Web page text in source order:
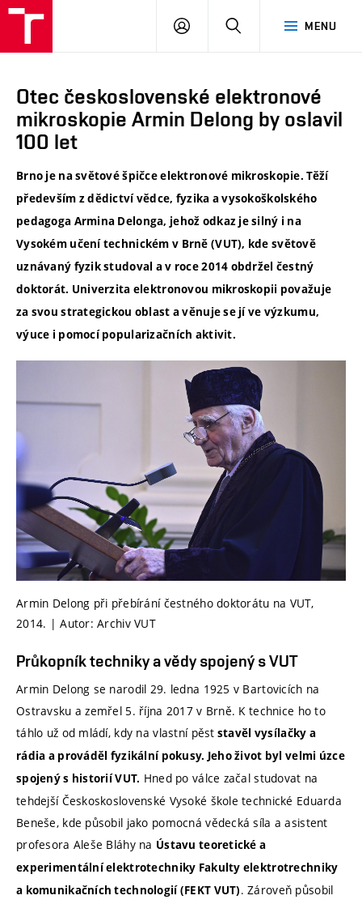
MENU
PŘIHLÁSIT
Otec československé elektronové
mikroskopie Armin Delong by oslavil
100 let
Brno je na světové špičce elektronové mikroskopie. Těží
především z dědictví vědce, fyzika a vysokoškolského
pedagoga Armina Delonga, jehož odkaz je silný i na
Vysokém učení technickém v Brně (VUT), kde světově
uznávaný fyzik studoval a v roce 2014 obdržel čestný
doktorát. Univerzita elektronovou mikroskopii považuje
za svou strategickou oblast a věnuje se jí ve výzkumu,
výuce i pomocí popularizačních aktivit.
Armin Delong při přebírání čestného doktorátu na VUT,
2014. | Autor: Archiv VUT
Průkopník techniky a vědy spojený s VUT
Armin Delong se narodil 29. ledna 1925 v Bartovicích na
Ostravsku a zemřel 5. října 2017 v Brně. K technice ho to
táhlo už od mládí, kdy na vlastní pěst stavěl vysílačky a
rádia a prováděl fyzikální pokusy. Jeho život byl velmi úzce
spojený s historií VUT. Hned po válce začal studovat na
tehdejší Českoskoslovenské Vysoké škole technické Eduarda
Beneše, kde působil jako pomocná vědecká síla a asistent
profesora Aleše Bláhy na Ústavu teoretické a
experimentální elektrotechniky Fakulty elektrotrechniky
a komunikačních technologií (FEKT VUT). Zároveň působil